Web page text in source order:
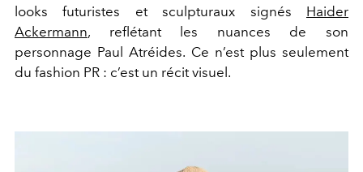
looks futuristes et sculpturaux signés Haider
Ackermann, reflétant les nuances de son
personnage Paul Atréides. Ce n’est plus seulement
du fashion PR : c’est un récit visuel.